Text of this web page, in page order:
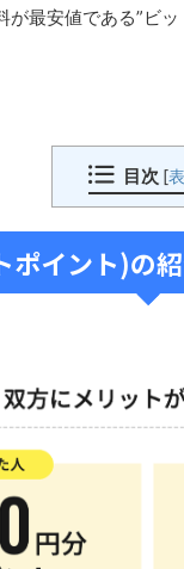
最安値である”ビ
目次 [
イント)の